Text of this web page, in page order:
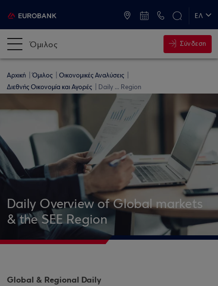
ΕΛ
Όμιλος Σύνδεση
Αρχική Όμιλος
Οικονομικές Αναλύσεις
Διεθνής Οικονομία και Αγορές
Daily ... Region
Daily Overview of Global markets
& the SEE Region
Global & Regional Daily